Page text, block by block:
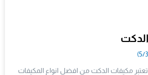
تعتبر مكيفات الدكت من افضل انواع المكيفات